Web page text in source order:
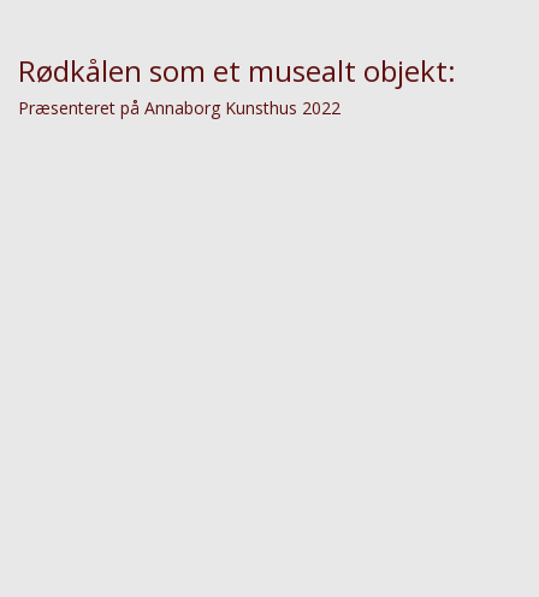
Rødkålen som et musealt objekt:
Præsenteret på Annaborg Kunsthus 2022